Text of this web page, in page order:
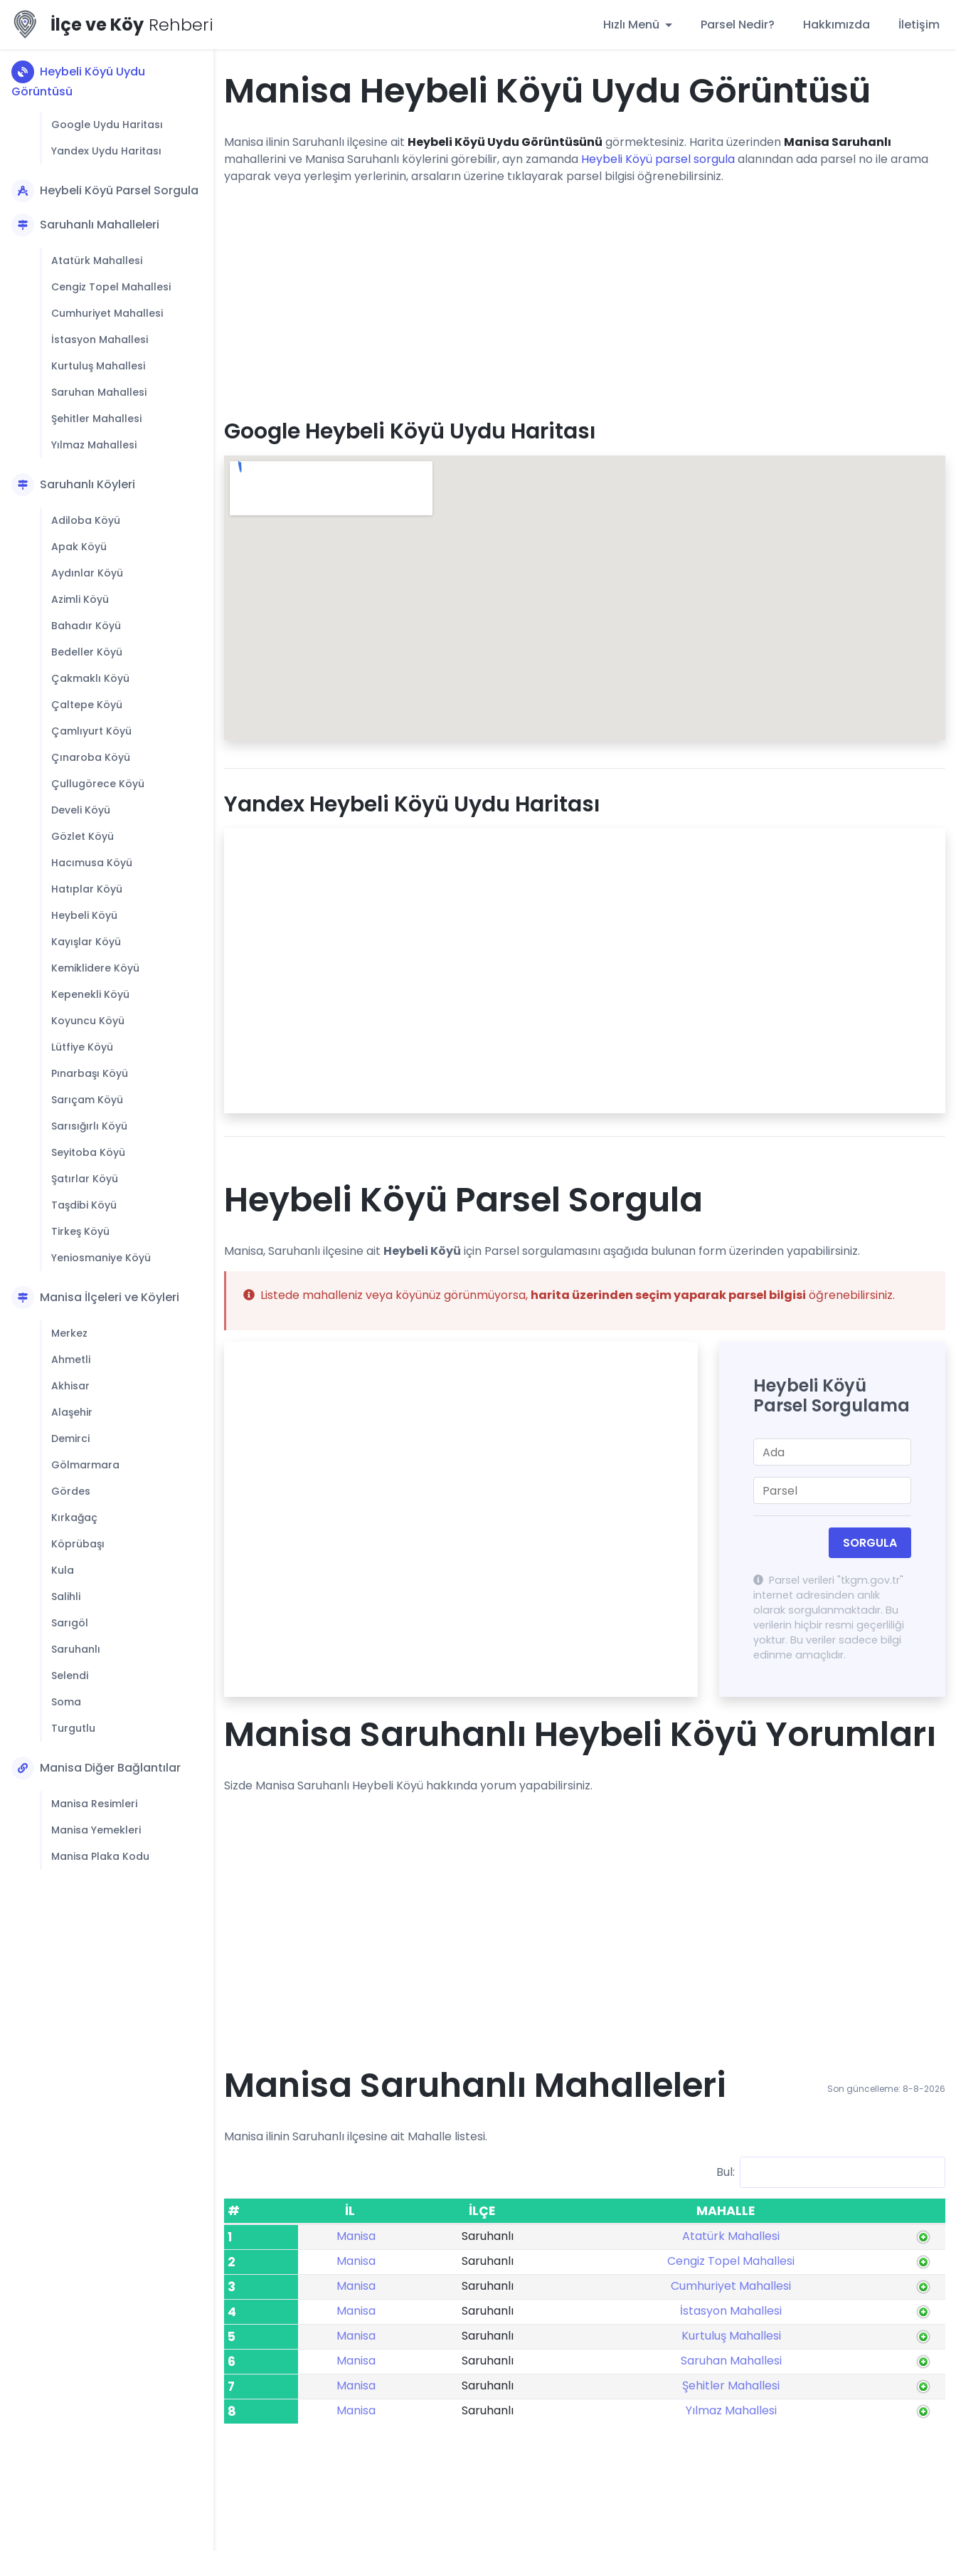
İlçe ve Köy Rehberi Hızlı Menü Parsel Nedir? Hakkımızda İletişim
Heybeli Köyü Uydu
Görüntüsü
Google Uydu Haritası
Yandex Uydu Haritası
Heybeli Köyü Parsel Sorgula
Saruhanlı Mahalleleri
Atatürk Mahallesi
Cengiz Topel Mahallesi
Cumhuriyet Mahallesi
İstasyon Mahallesi
Kurtuluş Mahallesi
Saruhan Mahallesi
Şehitler Mahallesi
Yılmaz Mahallesi
Saruhanlı Köyleri
Adiloba Köyü
Apak Köyü
Aydınlar Köyü
Azimli Köyü
Bahadır Köyü
Bedeller Köyü
Çakmaklı Köyü
Çaltepe Köyü
Çamlıyurt Köyü
Çınaroba Köyü
Çullugörece Köyü
Develi Köyü
Gözlet Köyü
Hacımusa Köyü
Hatıplar Köyü
Heybeli Köyü
Kayışlar Köyü
Kemiklidere Köyü
Kepenekli Köyü
Koyuncu Köyü
Lütfiye Köyü
Pınarbaşı Köyü
Sarıçam Köyü
Sarısığırlı Köyü
Seyitoba Köyü
Şatırlar Köyü
Taşdibi Köyü
Tirkeş Köyü
Yeniosmaniye Köyü
Manisa İlçeleri ve Köyleri
Merkez
Ahmetli
Akhisar
Alaşehir
Demirci
Gölmarmara
Gördes
Kırkağaç
Köprübaşı
Kula
Salihli
Sarıgöl
Saruhanlı
Selendi
Soma
Turgutlu
Manisa Diğer Bağlantılar
Manisa Resimleri
Manisa Yemekleri
Manisa Plaka Kodu
Manisa Heybeli Köyü Uydu Görüntüsü
Manisa ilinin Saruhanlı ilçesine ait Heybeli Köyü Uydu Görüntüsünü görmektesiniz. Harita üzerinden Manisa Saruhanlı
mahallerini ve Manisa Saruhanlı köylerini görebilir, ayn zamanda Heybeli Köyü parsel sorgulaalanından ada parsel no ile arama
yaparak veya yerleşim yerlerinin, arsaların üzerine tıklayarak parsel bilgisi öğrenebilirsiniz.
Google Heybeli Köyü Uydu Haritası
Yandex Heybeli Köyü Uydu Haritası
Heybeli Köyü Parsel Sorgula
Manisa, Saruhanlı ilçesine ait Heybeli Köyü için Parsel sorgulamasını aşağıda bulunan form üzerinden yapabilirsiniz.
Listede mahalleniz veya köyünüz görünmüyorsa, harita üzerinden seçim yaparak parsel bilgisi öğrenebilirsiniz.
Heybeli Köyü
Parsel Sorgulama
SORGULA
Parsel verileri "tkgm.gov.tr"
internet adresinden anlık
olarak sorgulanmaktadır. Bu
verilerin hiçbir resmi geçerliliği
yoktur. Bu veriler sadece bilgi
edinme amaçlıdır.
Manisa Saruhanlı Heybeli Köyü Yorumları
Sizde Manisa Saruhanlı Heybeli Köyü hakkında yorum yapabilirsiniz.
Manisa Saruhanlı Mahalleleri Son güncelleme: 8-8-2026
Manisa ilinin Saruhanlı ilçesine ait Mahalle listesi.
Bul:
# İL İLÇE
MAHALLE
1
Manisa Saruhanlı Atatürk Mahallesi
2 Manisa Saruhanlı Cengiz Topel Mahallesi
3 Manisa Saruhanlı Cumhuriyet Mahallesi
4 Manisa Saruhanlı İstasyon Mahallesi
5 Manisa Saruhanlı Kurtuluş Mahallesi
6 Manisa Saruhanlı Saruhan Mahallesi
7 Manisa Saruhanlı Şehitler Mahallesi
8 Manisa Saruhanlı Yılmaz Mahallesi